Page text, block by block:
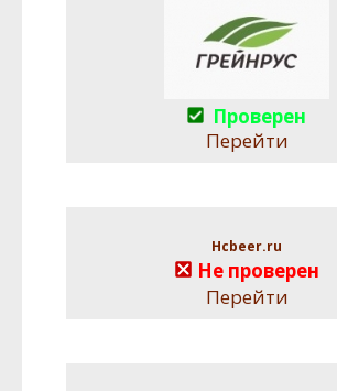
Проверен
Перейти
Hcbeer.ru
Не проверен
Перейти